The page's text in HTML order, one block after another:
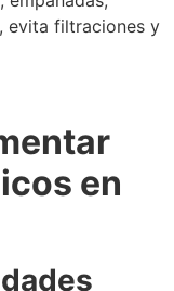
evita filtraciones y
en